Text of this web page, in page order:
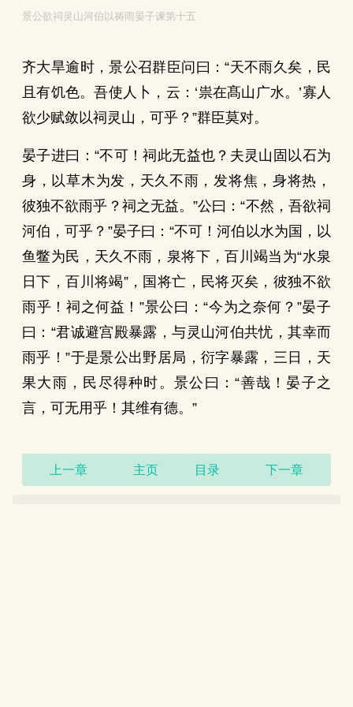
景公欲祠灵山河伯以祷雨晏子谏第十五
齐大旱逾时，景公召群臣问曰：“天不雨久矣，民
且有饥色。吾使人卜，云：‘祟在髙山广水。’寡人
欲少赋敛以祠灵山，可乎？”群臣莫对。
晏子进曰：“不可！祠此无益也？夫灵山固以石为
身，以草木为发，天久不雨，发将焦，身将热，
彼独不欲雨乎？祠之无益。”公曰：“不然，吾欲祠
河伯，可乎？”晏子曰：“不可！河伯以水为国，以
鱼鳖为民，天久不雨，泉将下，百川竭当为“水泉
日下，百川将竭”，国将亡，民将灭矣，彼独不欲
雨乎！祠之何益！”景公曰：“今为之奈何？”晏子
曰：“君诚避宫殿暴露，与灵山河伯共忧，其幸而
雨乎！”于是景公出野居局，衍字暴露，三日，天
果大雨，民尽得种时。景公曰：“善哉！晏子之
言，可无用乎！其维有德。”
上一章 主页 目录 下一章